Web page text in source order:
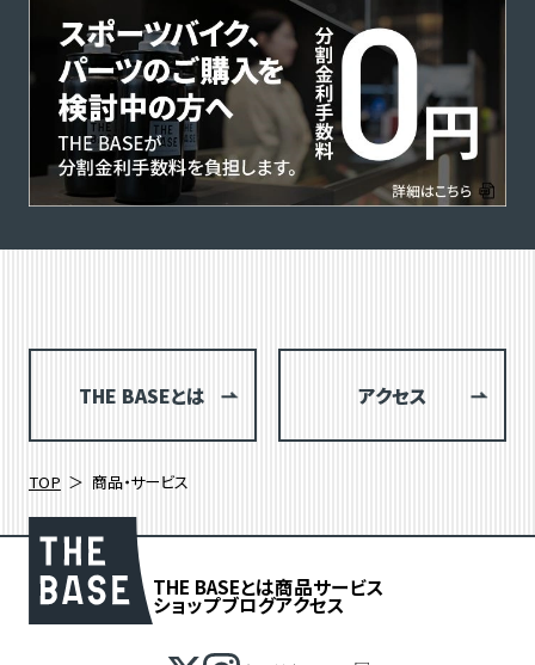
THE BASEとは アクセス
TOP 商品・サービス
THE BASEとは商品サービス
ショップブログアクセス